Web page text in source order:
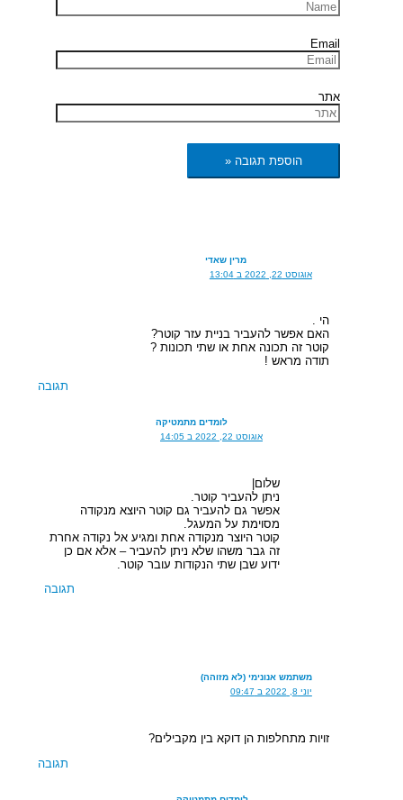
Email
אתר
מרין שאדי
אוגוסט 22, 2022 ב 13:04
הי .
האם אפשר להעביר בניית עזר קוטר?
קוטר זה תכונה אחת או שתי תכונות ?
תודה מראש !
תגובה
לומדים מתמטיקה
אוגוסט 22, 2022 ב 14:05
שלום|
ניתן להעביר קוטר.
אפשר גם להעביר גם קוטר היוצא מנקודה
מסוימת על המעגל.
קוטר היוצר מנקודה אחת ומגיע אל נקודה אחרת
זה גבר משהו שלא ניתן להעביר – אלא אם כן
ידוע שבן שתי הנקודות עובר קוטר.
תגובה
משתמש אנונימי (לא מזוהה)
יוני 8, 2022 ב 09:47
זויות מתחלפות הן דוקא בין מקבילים?
תגובה